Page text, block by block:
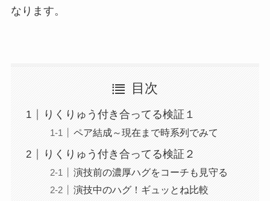
なります。
目次
りくりゅう付き合ってる検証１
ペア結成～現在まで時系列でみて
りくりゅう付き合ってる検証２
演技前の濃厚ハグをコーチも見守る
演技中のハグ！ギュッとね比較